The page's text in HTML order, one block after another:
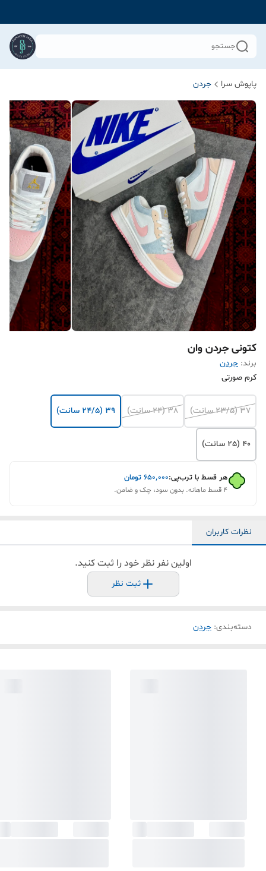
جستجو
پاپوش سرا جردن
کتونی جردن وان
برند: جردن
کرم صورتی
37 (23/5 سانت) 38 (24 سانت) 39 (24/5 سانت)
40 (25 سانت)
هر قسط با ترب‌پی:۶۵۰٬۰۰۰ تومان
۴ قسط ماهانه. بدون سود، چک و ضامن.
نظرات کاربران
اولین نفر نظر خود را ثبت کنید.
ثبت نظر
دسته‌بندی: جردن